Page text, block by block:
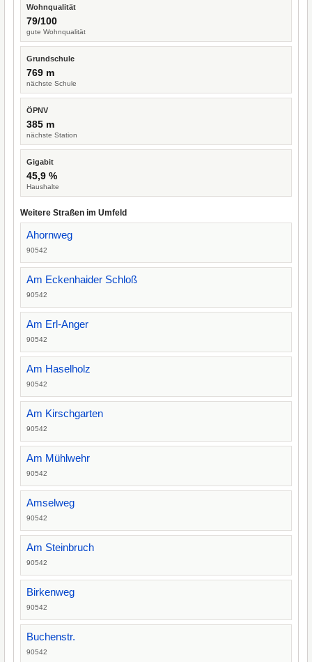
Wohnqualität
79/100
gute Wohnqualität
Grundschule
769 m
nächste Schule
ÖPNV
385 m
nächste Station
Gigabit
45,9 %
Haushalte
Weitere Straßen im Umfeld
Ahornweg
90542
Am Eckenhaider Schloß
90542
Am Erl-Anger
90542
Am Haselholz
90542
Am Kirschgarten
90542
Am Mühlwehr
90542
Amselweg
90542
Am Steinbruch
90542
Birkenweg
90542
Buchenstr.
90542